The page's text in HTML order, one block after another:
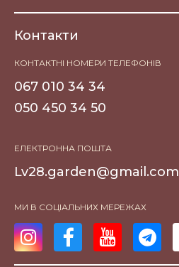
Контакти
КОНТАКТНІ НОМЕРИ ТЕЛЕФОНІВ
067 010 34 34
050 450 34 50
ЕЛЕКТРОННА ПОШТА
Lv28.garden@gmail.com
МИ В СОЦІАЛЬНИХ МЕРЕЖАХ